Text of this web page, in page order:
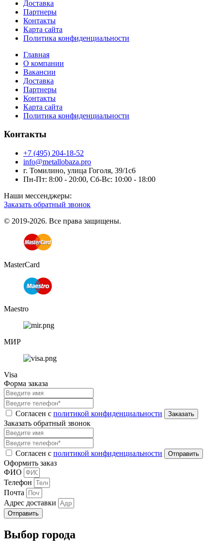
Доставка
Партнеры
Контакты
Карта сайта
Политика конфиденциальности
Главная
О компании
Вакансии
Доставка
Партнеры
Контакты
Карта сайта
Политика конфиденциальности
Контакты
+7 (495) 204-18-52
info@metallobaza.pro
г. Томилино, улица Гоголя, 39/1с6
Пн-Пт: 8:00 - 20:00, Сб-Вс: 10:00 - 18:00
Наши мессенджеры:
Заказать обратный звонок
© 2019-2026. Все права защищены.
MasterCard
Maestro
МИР
Visa
Форма заказа
Согласен с политикой конфиденциальности
Заказать обратный звонок
Согласен с политикой конфиденциальности
Оформить заказ
ФИО
Телефон
Почта
Адрес доставки
Отправить
Выбор города